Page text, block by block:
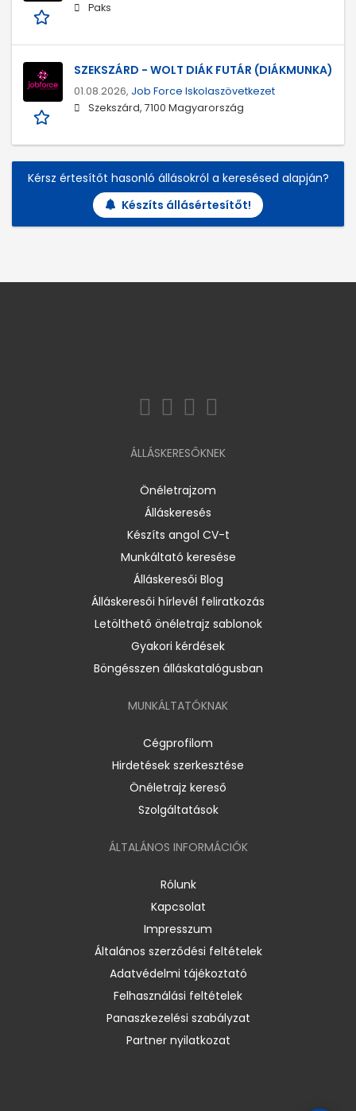
Paks
SZEKSZÁRD - WOLT DIÁK FUTÁR (DIÁKMUNKA)
01.08.2026, Job Force Iskolaszövetkezet
Szekszárd, 7100 Magyarország
Kérsz értesítőt hasonló állásokról a keresésed alapján?
Készíts állásértesítőt!
ÁLLÁSKERESŐKNEK
Önéletrajzom
Álláskeresés
Készíts angol CV-t
Munkáltató keresése
Álláskeresői Blog
Álláskeresői hírlevél feliratkozás
Letölthető önéletrajz sablonok
Gyakori kérdések
Böngésszen álláskatalógusban
MUNKÁLTATÓKNAK
Cégprofilom
Hirdetések szerkesztése
Önéletrajz kereső
Szolgáltatások
ÁLTALÁNOS INFORMÁCIÓK
Rólunk
Kapcsolat
Impresszum
Általános szerződési feltételek
Adatvédelmi tájékoztató
Felhasználási feltételek
Panaszkezelési szabályzat
Partner nyilatkozat